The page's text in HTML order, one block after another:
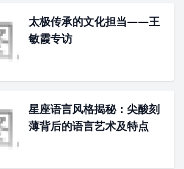
太极传承的文化担当——王
敏霞专访
星座语言风格揭秘：尖酸刻
薄背后的语言艺术及特点